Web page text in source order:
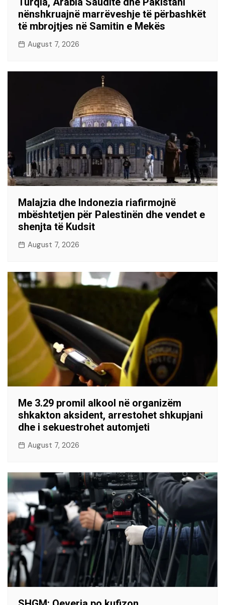
nënshkruajnë marrëveshje të përbashkët
të mbrojtjes në Samitin e Mekës
August 7, 2026
Malajzia dhe Indonezia riafirmojnë
mbështetjen për Palestinën dhe vendet e
shenjta të Kudsit
August 7, 2026
Me 3.29 promil alkool në organizëm
shkakton aksident, arrestohet shkupjani
dhe i sekuestrohet automjeti
August 7, 2026